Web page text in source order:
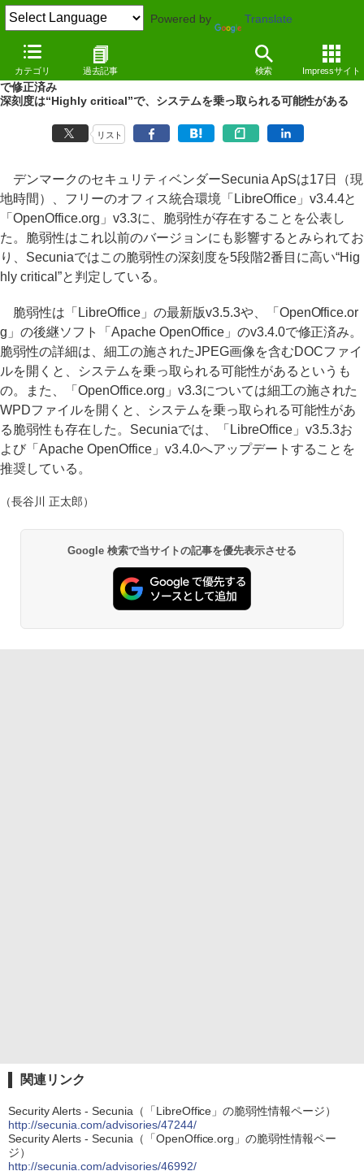
Powered by Translate
カテゴリ 過去記事 検索 Impressサイト
NEWS（12/05/18 14:49）
「LibreOffice」「OpenOffice.org」の旧バージョンに脆弱性、最新版
で修正済み
深刻度は“Highly critical”で、システムを乗っ取られる可能性がある
リスト
デンマークのセキュリティベンダーSecunia ApSは17日（現
地時間）、フリーのオフィス統合環境「LibreOffice」v3.4.4と
「OpenOffice.org」v3.3に、脆弱性が存在することを公表し
た。脆弱性はこれ以前のバージョンにも影響するとみられてお
り、Secuniaではこの脆弱性の深刻度を5段階2番目に高い“Hig
hly critical”と判定している。
脆弱性は「LibreOffice」の最新版v3.5.3や、「OpenOffice.or
g」の後継ソフト「Apache OpenOffice」のv3.4.0で修正済み。
脆弱性の詳細は、細工の施されたJPEG画像を含むDOCファイ
ルを開くと、システムを乗っ取られる可能性があるというも
の。また、「OpenOffice.org」v3.3については細工の施された
WPDファイルを開くと、システムを乗っ取られる可能性があ
る脆弱性も存在した。Secuniaでは、「LibreOffice」v3.5.3お
よび「Apache OpenOffice」v3.4.0へアップデートすることを
推奨している。
（長谷川 正太郎）
Google 検索で当サイトの記事を優先表示させる
関連リンク
Security Alerts - Secunia（「LibreOffice」の脆弱性情報ページ）
http://secunia.com/advisories/47244/
Security Alerts - Secunia（「OpenOffice.org」の脆弱性情報ペー
ジ）
http://secunia.com/advisories/46992/